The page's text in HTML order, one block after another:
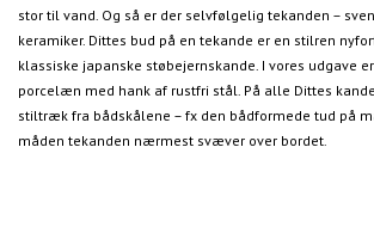
stor til vand. Og så er der selvfølgelig tekanden –
keramiker. Dittes bud på en tekande er en stilren
klassiske japanske støbejernskande. I vores udgave
porcelæn med hank af rustfri stål. På alle Dittes
stiltræk fra bådskålene – fx den bådformede tud på
måden tekanden nærmest svæver over bordet.